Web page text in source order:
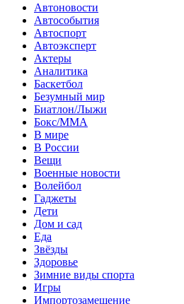
Автоновости
Автособытия
Автоспорт
Автоэксперт
Актеры
Аналитика
Баскетбол
Безумный мир
Биатлон/Лыжи
Бокс/MMA
В мире
В России
Вещи
Военные новости
Волейбол
Гаджеты
Дети
Дом и сад
Еда
Звёзды
Здоровье
Зимние виды спорта
Игры
Импортозамещение